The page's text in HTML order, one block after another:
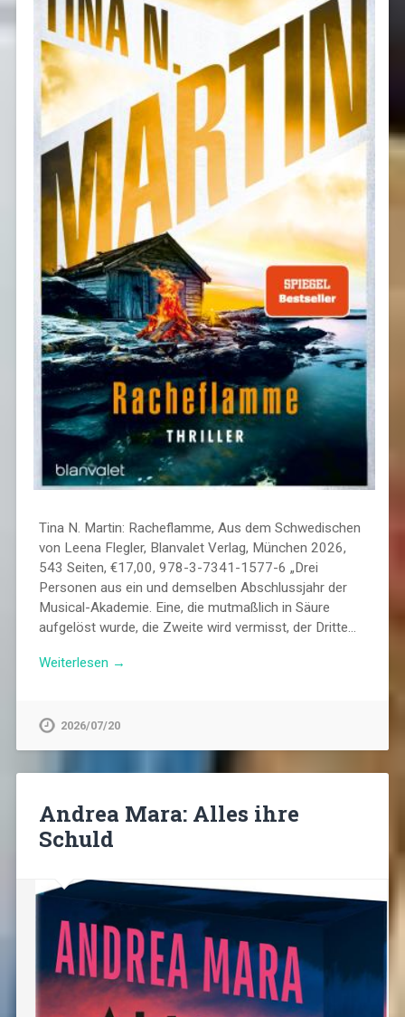
Tina N. Martin: Racheflamme, Aus dem Schwedischen
von Leena Flegler, Blanvalet Verlag, München 2026,
543 Seiten, €17,00, 978-3-7341-1577-6 „Drei
Personen aus ein und demselben Abschlussjahr der
Musical-Akademie. Eine, die mutmaßlich in Säure
aufgelöst wurde, die Zweite wird vermisst, der Dritte…
Weiterlesen →
2026/07/20
Andrea Mara: Alles ihre
Schuld